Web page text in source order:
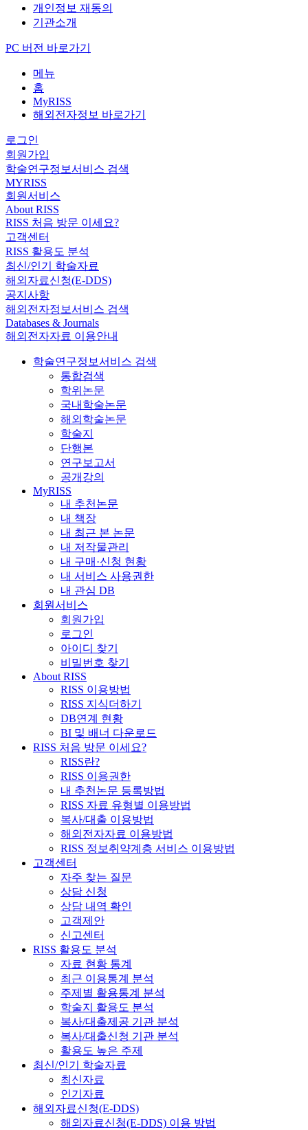
개인정보 재동의
기관소개
PC 버전 바로가기
메뉴
홈
MyRISS
해외전자정보 바로가기
로그인
회원가입
학술연구정보서비스 검색
MYRISS
회원서비스
About RISS
RISS 처음 방문 이세요?
고객센터
RISS 활용도 분석
최신/인기 학술자료
해외자료신청(E-DDS)
공지사항
해외전자정보서비스 검색
Databases & Journals
해외전자자료 이용안내
학술연구정보서비스 검색
통합검색
학위논문
국내학술논문
해외학술논문
학술지
단행본
연구보고서
공개강의
MyRISS
내 추천논문
내 책장
내 최근 본 논문
내 저작물관리
내 구매·신청 현황
내 서비스 사용권한
내 관심 DB
회원서비스
회원가입
로그인
아이디 찾기
비밀번호 찾기
About RISS
RISS 이용방법
RISS 지식더하기
DB연계 현황
BI 및 배너 다운로드
RISS 처음 방문 이세요?
RISS란?
RISS 이용권한
내 추천논문 등록방법
RISS 자료 유형별 이용방법
복사/대출 이용방법
해외전자자료 이용방법
RISS 정보취약계층 서비스 이용방법
고객센터
자주 찾는 질문
상담 신청
상담 내역 확인
고객제안
신고센터
RISS 활용도 분석
자료 현황 통계
최근 이용통계 분석
주제별 활용통계 분석
학술지 활용도 분석
복사/대출제공 기관 분석
복사/대출신청 기관 분석
활용도 높은 주제
최신/인기 학술자료
최신자료
인기자료
해외자료신청(E-DDS)
해외자료신청(E-DDS) 이용 방법